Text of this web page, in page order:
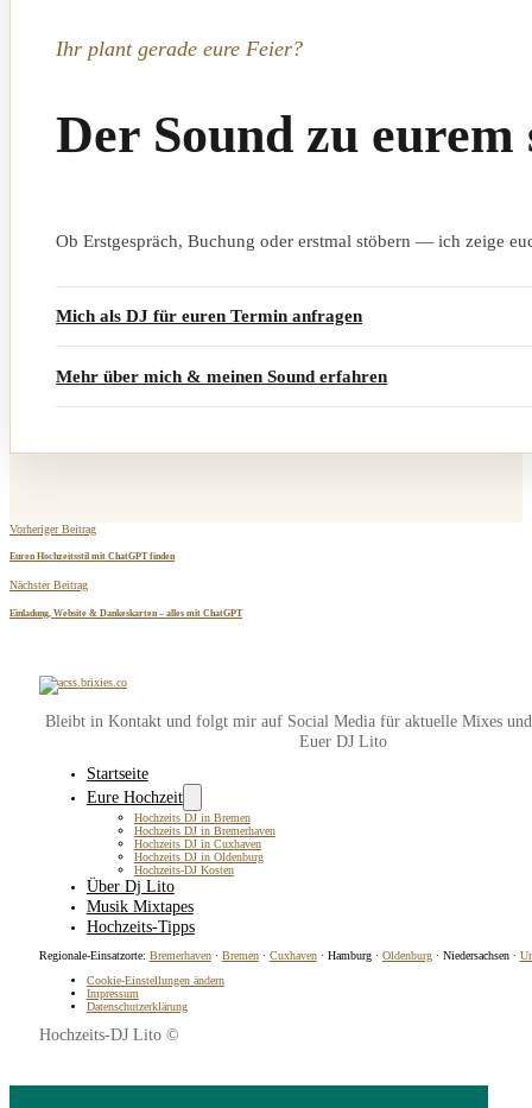
Ihr plant gerade eure Feier?
Der Sound zu eurem
Ob Erstgespräch, Buchung oder erstmal stöbern — ich zeige
Mich als DJ für euren Termin anfragen
Mehr über mich & meinen Sound erfahren
Vorheriger Beitrag
Euren Hochzeitsstil mit ChatGPT finden
Nächster Beitrag
Einladung, Website & Dankeskarten – alles mit ChatGPT
Bleibt in Kontakt und folgt mir auf Social Media für aktuelle Mixes
Euer DJ Lito
Startseite
Eure Hochzeit
Hochzeits DJ in Bremen
Hochzeits DJ in Bremerhaven
Hochzeits DJ in Cuxhaven
Hochzeits DJ in Oldenburg
Hochzeits-DJ Kosten
Über Dj Lito
Musik Mixtapes
Hochzeits-Tipps
Regionale-Einsatzorte: Bremerhaven· Bremen· Cuxhaven· Hamburg · Oldenburg· Niedersachsen ·
Cookie-Einstellungen ändern
Impressum
Datenschutzerklärung
Hochzeits-DJ Lito ©